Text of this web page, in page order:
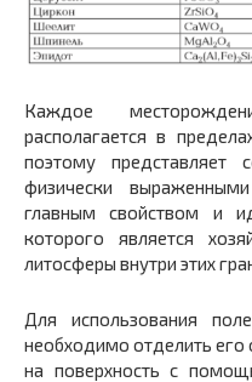
Каждое
располагается в
поэтому представляет
физически
главным свойством и
которого является
литосферы внутри этих
Для использования
необходимо отделить
на поверхность с